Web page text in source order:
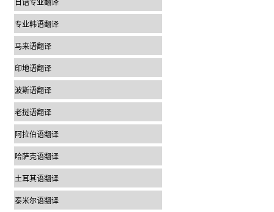
日语专业翻译
专业韩语翻译
马来语翻译
印地语翻译
波斯语翻译
老挝语翻译
阿拉伯语翻译
哈萨克语翻译
土耳其语翻译
泰米尔语翻译